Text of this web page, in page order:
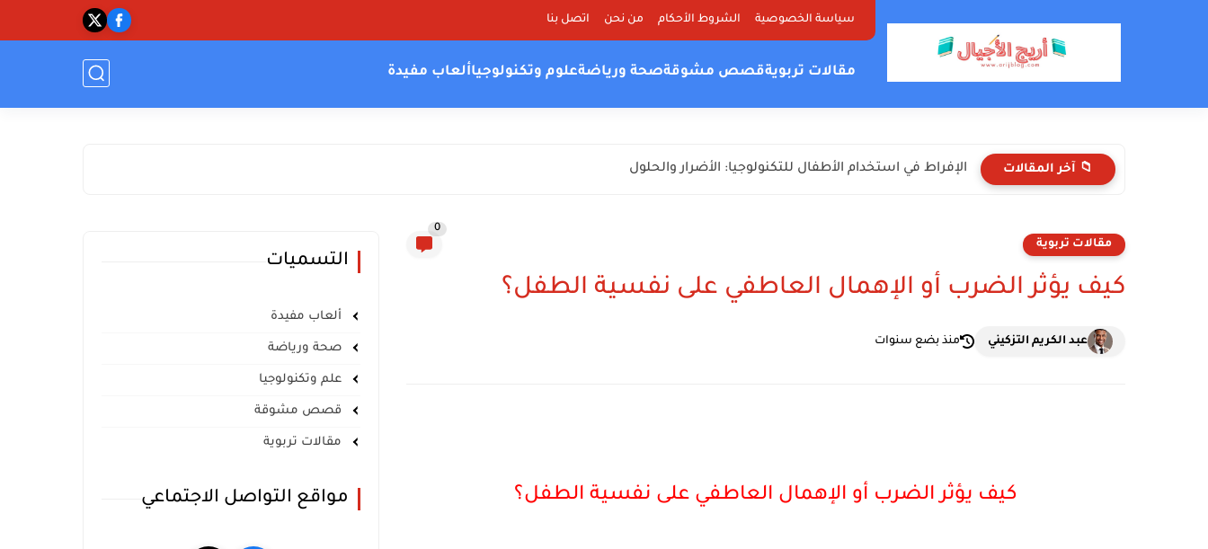
سياسة الخصوصية الشروط الأحكام من نحن اتصل بنا
مقالات تربويةقصص مشوقةصحة ورياضةعلوم وتكنولوجياألعاب مفيدة
📁 آخر المقالات الإفراط في استخدام الأطفال للتكنولوجيا: الأضرار والحلول
مقالات تربوية
0
كيف يؤثر الضرب أو الإهمال العاطفي على نفسية الطفل؟
عبد الكريم التزكيني منذ بضع سنوات
كيف يؤثر الضرب أو الإهمال العاطفي على نفسية الطفل؟
التسميات
ألعاب مفيدة
صحة ورياضة
علم وتكنولوجيا
قصص مشوقة
مقالات تربوية
مواقع التواصل الاجتماعي